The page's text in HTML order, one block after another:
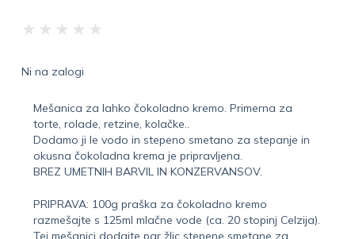
★ ★ ★ ★ ★
Ni na zalogi
Mešanica za lahko čokoladno kremo. Primerna za
torte, rolade, retzine, kolačke..
Dodamo ji le vodo in stepeno smetano za stepanje in
okusna čokoladna krema je pripravljena.
BREZ UMETNIH BARVIL IN KONZERVANSOV.
PRIPRAVA: 100g praška za čokoladno kremo
razmešajte s 125ml mlačne vode (ca. 20 stopinj Celzija).
Tej mešanici dodajte par žlic stepene smetane za